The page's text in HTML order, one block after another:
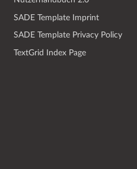
SADE Template Imprint
SADE Template Privacy Policy
TextGrid Index Page